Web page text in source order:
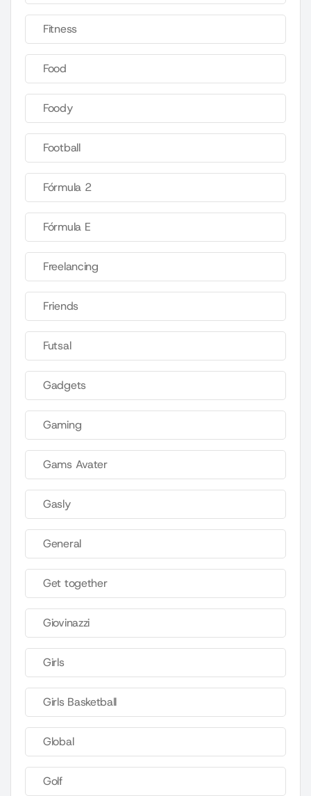
Fitness
Food
Foody
Football
Fórmula 2
Fórmula E
Freelancing
Friends
Futsal
Gadgets
Gaming
Gams Avater
Gasly
General
Get together
Giovinazzi
Girls
Girls Basketball
Global
Golf